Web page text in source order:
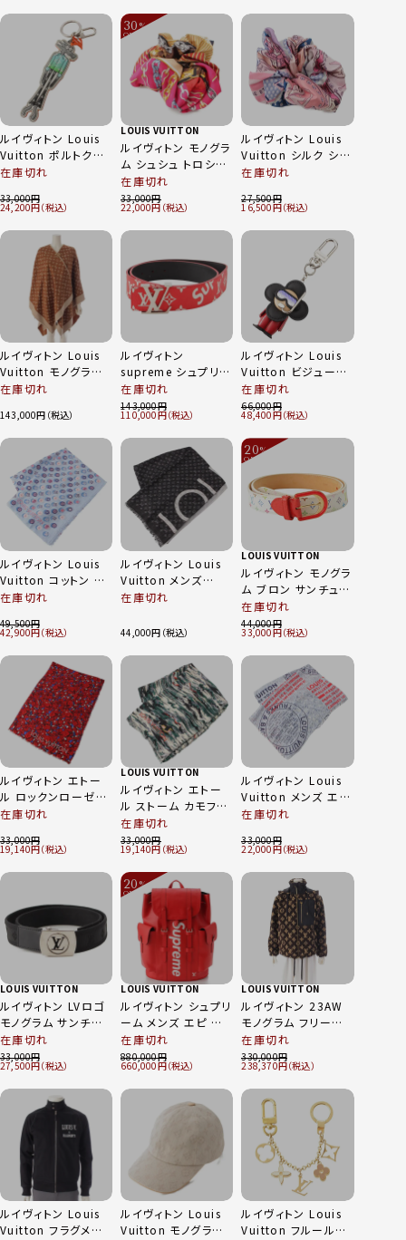
ルイヴィトン Louis
Vuitton ポルトクレ
LVウルフ モノグラム
ダー MP2915 グリ
在庫切れ
33,000
24,200
30%
OFF
LOUIS VUITTON
ルイヴィトン モノグラ
ム シュシュ トロシュ
ー シルク ヘアアクセ
サリー M76954 ブラ
ウン
在庫切れ
33,000
22,000
ルイヴィトン Louis
Vuitton シルク シュ
シュ トロシュー ヘア
M76955 ブルー×ピ
在庫切れ
27,500
16,500
ルイヴィトン Louis
Vuitton モノグラム
ウール シルク カシミ
チョ ブラウン
在庫切れ
143,000
ルイヴィトン
supreme シュプリー
ム サンチュール LVイ
ニシアル レザーベル
ト MP015 レッド 90
在庫切れ
143,000
110,000
ルイヴィトン Louis
Vuitton ビジューサ
ック ヴィヴィエンヌ
ダイバー キーホルダ
ー M00748 ブラック
×レッド
在庫切れ
66,000
48,400
ルイヴィトン Louis
Vuitton コットン シ
ルク エトール カモノ
ール M70672 サック
在庫切れ
49,500
42,900
ルイヴィトン Louis
Vuitton メンズ
18SS エトール モノ
ョール ストール ブラ
在庫切れ
44,000
20%
OFF
LOUIS VUITTON
ルイヴィトン モノグラ
ム ブロン サンチュー
ル キャンディ レザー
ベルト M9731 マル
チカラー 80
在庫切れ
44,000
33,000
ルイヴィトン エトー
ル ロックンローゼズ
バラ 薔薇 ショール
ッド
在庫切れ
33,000
19,140
LOUIS VUITTON
ルイヴィトン エトー
ル ストーム カモフラ
ージュ 迷彩 総柄 シ
ョール ストール
MP1938 グリーン
在庫切れ
33,000
19,140
ルイヴィトン Louis
Vuitton メンズ エト
ール デニムスタンプ
ストール M78538 サ
在庫切れ
33,000
22,000
LOUIS VUITTON
ルイヴィトン LVロゴ
モノグラム サンチュ
ール フォーチューン
キャンバスベルト
M9863 ブラック 80
在庫切れ
33,000
27,500
20%
OFF ～
LOUIS VUITTON
ルイヴィトン シュプリ
ーム メンズ エピ ク
リストファーPM バッ
クパック リュック
M53414 レッド
在庫切れ
880,000
660,000
LOUIS VUITTON
ルイヴィトン 23AW
モノグラム フリース
パーカー ボアジャケ
ット 1AAKAU ブラウ
ン 34
在庫切れ
330,000
238,370
ルイヴィトン Louis
Vuitton フラグメント
ルイヴィトン Louis
Vuitton モノグラム
ルイヴィトン Louis
Vuitton フルールド